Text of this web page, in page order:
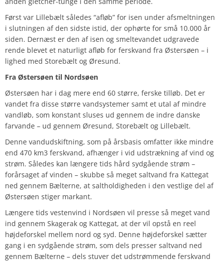
Først var Lillebælt således “afløb” for isen under afsmeltningen
i slutningen af den sidste istid, der ophørte for små 10.000 år
siden. Dernæst er den af isen og smeltevandet udgravede
rende blevet et naturligt afløb for ferskvand fra Østersøen – i
lighed med Storebælt og Øresund.
Fra Østersøen til Nordsøen
Østersøen har i dag mere end 60 større, ferske tilløb. Det er
vandet fra disse større vandsystemer samt et utal af mindre
vandløb, som konstant sluses ud gennem de indre danske
farvande – ud gennem Øresund, Storebælt og Lillebælt.
Denne vandudskiftning, som på årsbasis omfatter ikke mindre
end 470 km3 ferskvand, afhænger i vid udstrækning af vind og
strøm. Således kan længere tids hård sydgående strøm –
forårsaget af vinden – skubbe så meget saltvand fra Kattegat
ned gennem Bælterne, at saltholdigheden i den vestlige del af
Østersøen stiger markant.
Længere tids vestenvind i Nordsøen vil presse så meget vand
ind gennem Skagerak og Kattegat, at der vil opstå en reel
højdeforskel mellem nord og syd. Denne højdeforskel sætter
gang i en sydgående strøm, som dels presser saltvand ned
gennem Bælterne – dels stuver det udstrømmende ferskvand